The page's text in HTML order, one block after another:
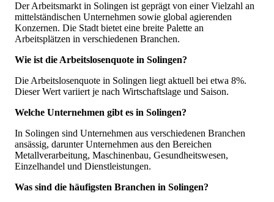
Der Arbeitsmarkt in Solingen ist geprägt von einer Vielzahl an
mittelständischen Unternehmen sowie global agierenden
Konzernen. Die Stadt bietet eine breite Palette an
Arbeitsplätzen in verschiedenen Branchen.
Wie ist die Arbeitslosenquote in Solingen?
Die Arbeitslosenquote in Solingen liegt aktuell bei etwa 8%.
Dieser Wert variiert je nach Wirtschaftslage und Saison.
Welche Unternehmen gibt es in Solingen?
In Solingen sind Unternehmen aus verschiedenen Branchen
ansässig, darunter Unternehmen aus den Bereichen
Metallverarbeitung, Maschinenbau, Gesundheitswesen,
Einzelhandel und Dienstleistungen.
Was sind die häufigsten Branchen in Solingen?